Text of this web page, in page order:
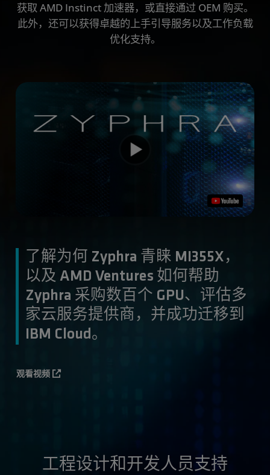
获取 AMD Instinct 加速器，或直接通过 OEM 购买。
此外，还可以获得卓越的上手引导服务以及工作负载
优化支持。
了解为何 Zyphra 青睐 MI355X，
以及 AMD Ventures 如何帮助
Zyphra 采购数百个 GPU、评估多
家云服务提供商，并成功迁移到
IBM Cloud。
观看视频
工程设计和开发人员支持